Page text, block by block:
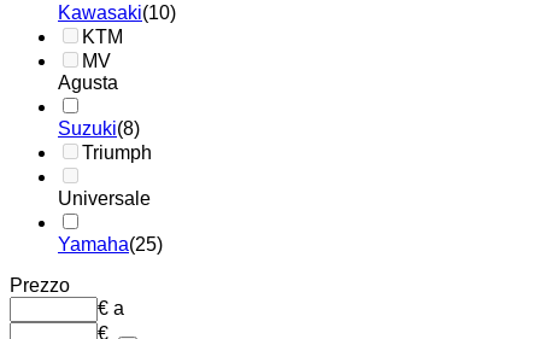
Kawasaki(10)
KTM
MV
Agusta
Suzuki(8)
Triumph
Universale
Yamaha(25)
Prezzo
€ a
€